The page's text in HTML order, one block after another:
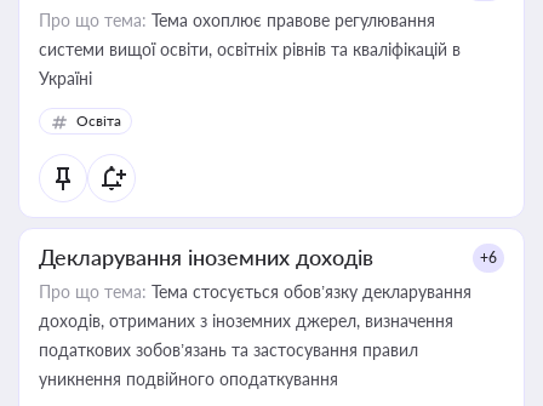
Про що тема: Тема охоплює правове регулювання
системи вищої освіти, освітніх рівнів та кваліфікацій в
Україні
Освіта
Декларування іноземних доходів +6
Про що тема: Тема стосується обов’язку декларування
доходів, отриманих з іноземних джерел, визначення
податкових зобов’язань та застосування правил
уникнення подвійного оподаткування